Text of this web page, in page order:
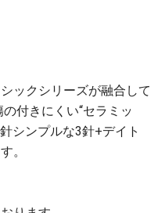
ックシリーズが融合して
付きにくい“セラミッ
シンプルな3針+デイト
。